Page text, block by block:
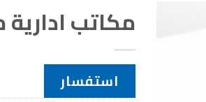
مكاتب
استفسار